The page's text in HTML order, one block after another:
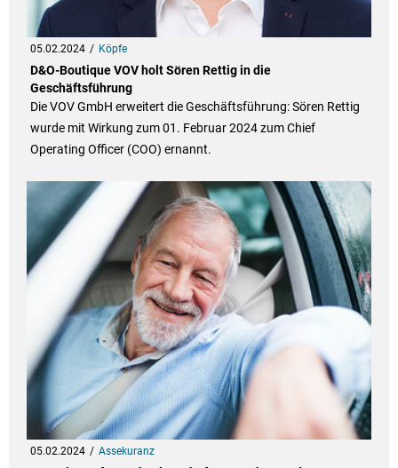
05.02.2024 Köpfe
D&O-Boutique VOV holt Sören Rettig in die
Geschäftsführung
Die VOV GmbH erweitert die Geschäftsführung: Sören Rettig
wurde mit Wirkung zum 01. Februar 2024 zum Chief
Operating Officer (COO) ernannt.
05.02.2024 Assekuranz